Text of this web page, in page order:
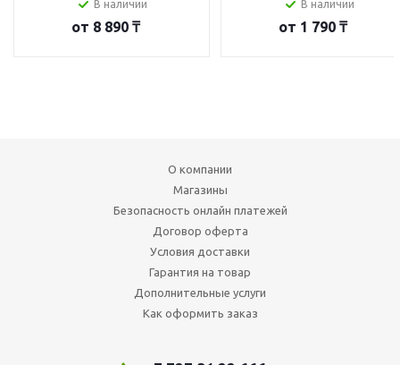
В наличии
от 8 890 ₸
В наличии
от 1 790 ₸
О компании
Магазины
Безопасность онлайн платежей
Договор оферта
Условия доставки
Гарантия на товар
Дополнительные услуги
Как оформить заказ